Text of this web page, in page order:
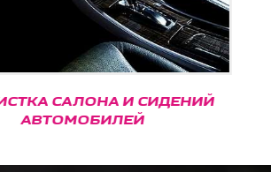
САЛОНА И СИДЕНИЙ
АВТОМОБИЛЕЙ